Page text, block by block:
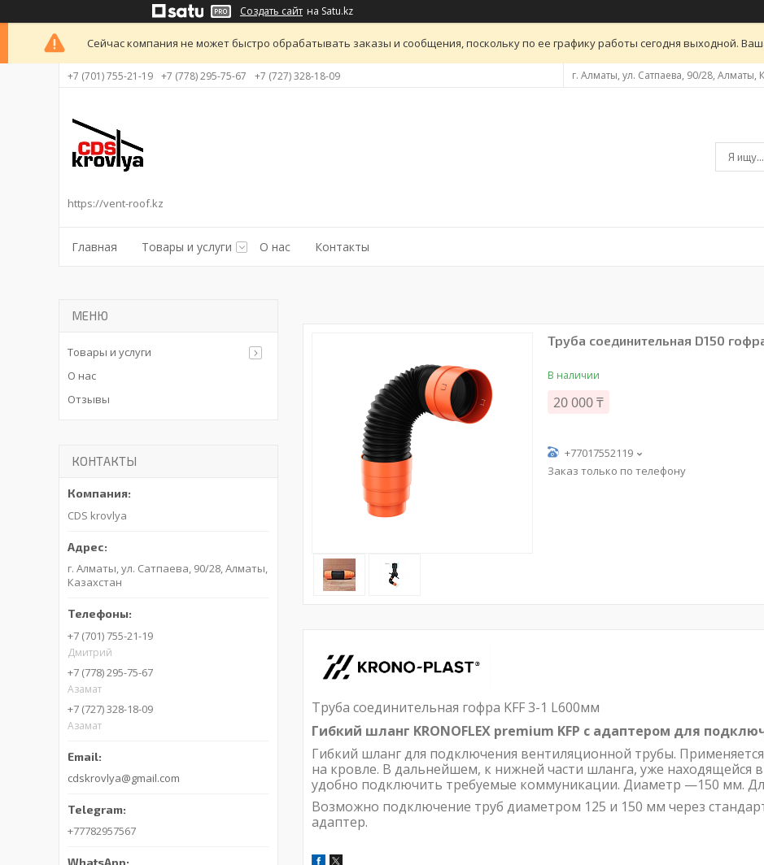
Создать сайт на Satu.kz
Сейчас компания не может быстро обрабатывать заказы и сообщения, поскольку по ее графику работы сегодня выходной.
+7 (701) 755-21-19 +7 (778) 295-75-67 +7 (727) 328-18-09 г. Алматы, ул. Сатпаева, 90/28, Алматы,
https://vent-roof.kz
Главная Товары и услуги О нас Контакты
Труба соединительная D150
В наличии
20 000 ₸
+77017552119
Заказ только по телефону
Труба соединительная гофра KFF 3-1 L600мм
Гибкий шланг KRONOFLEX premium KFP с адаптером для
Гибкий шланг для подключения вентиляционной трубы.
на кровле. В дальнейшем, к нижней части шланга, уже находящейся
удобно подключить требуемые коммуникации. Диаметр —150 мм.
Возможно подключение труб диаметром 125 и 150 мм через
адаптер.
Товары и услуги
О нас
Отзывы
КОНТАКТЫ
CDS krovlya
г. Алматы, ул. Сатпаева, 90/28, Алматы,
Казахстан
+7 (701) 755-21-19
Дмитрий
+7 (778) 295-75-67
Азамат
+7 (727) 328-18-09
Азамат
cdskrovlya@gmail.com
+77782957567